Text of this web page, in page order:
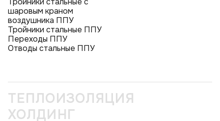
шаровым краном
воздушника ППУ
Тройники стальные ППУ
Переходы ППУ
Отводы стальные ППУ
ТЕПЛОИЗОЛЯЦИЯ
ХОЛДИНГ